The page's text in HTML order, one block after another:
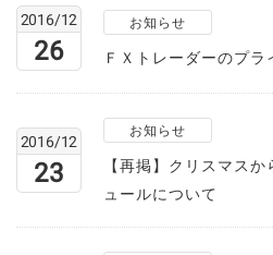
2016/12
26
お知らせ
ＦＸトレーダーのプ
2016/12
23
お知らせ
【再掲】クリスマス
ュールについて